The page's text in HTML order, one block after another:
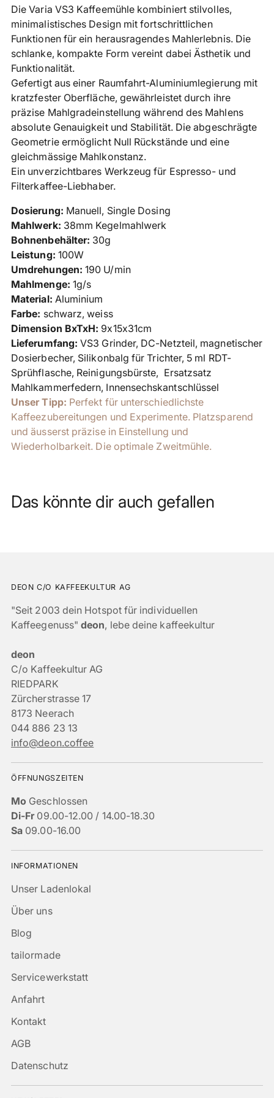
den
Warenkorb
legen
Die Varia VS3 Kaffeemühle kombiniert stilvolles,
minimalistisches Design mit fortschrittlichen
Funktionen für ein herausragendes Mahlerlebnis. Die
schlanke, kompakte Form vereint dabei Ästhetik und
Funktionalität.
Gefertigt aus einer Raumfahrt-Aluminiumlegierung mit
kratzfester Oberfläche, gewährleistet durch ihre
präzise Mahlgradeinstellung während des Mahlens
absolute Genauigkeit und Stabilität. Die abgeschrägte
Geometrie ermöglicht Null Rückstände und eine
gleichmässige Mahlkonstanz.
Ein unverzichtbares Werkzeug für Espresso- und
Filterkaffee-Liebhaber.
Dosierung: Manuell, Single Dosing
Mahlwerk: 38mm Kegelmahlwerk
Bohnenbehälter: 30g
Leistung: 100W
Umdrehungen: 190 U/min
Mahlmenge: 1g/s
Material: Aluminium
Farbe: schwarz, weiss
Dimension BxTxH: 9x15x31cm
Lieferumfang:VS3 Grinder, DC-Netzteil, magnetischer
Dosierbecher, Silikonbalg für Trichter, 5 ml RDT-
Sprühflasche, Reinigungsbürste, Ersatzsatz
Mahlkammerfedern, Innensechskantschlüssel
Unser Tipp: Perfekt für unterschiedlichste
Kaffeezubereitungen und Experimente. Platzsparend
und äusserst präzise in Einstellung und
Wiederholbarkeit. Die optimale Zweitmühle.
Das könnte dir auch gefallen
DEON C/O KAFFEEKULTUR AG
"Seit 2003 dein Hotspot für individuellen
Kaffeegenuss"deon, lebe deine kaffeekultur
deon
C/o Kaffeekultur AG
RIEDPARK
Zürcherstrasse 17
8173 Neerach
044 886 23 13
info@deon.coffee
ÖFFNUNGSZEITEN
Mo Geschlossen
Di-Fr09.00-12.00 / 14.00-18.30
Sa 09.00-16.00
INFORMATIONEN
Unser Ladenlokal
Über uns
Blog
tailormade
Servicewerkstatt
Anfahrt
Kontakt
AGB
Datenschutz